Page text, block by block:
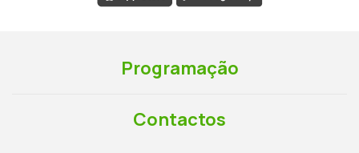
Programação
Contactos